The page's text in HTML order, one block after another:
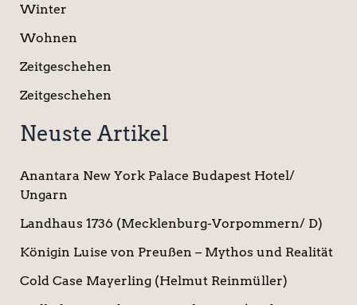
Winter
Wohnen
Zeitgeschehen
Zeitgeschehen
Neuste Artikel
Anantara New York Palace Budapest Hotel/
Ungarn
Landhaus 1736 (Mecklenburg-Vorpommern/ D)
Königin Luise von Preußen – Mythos und Realität
Cold Case Mayerling (Helmut Reinmüller)